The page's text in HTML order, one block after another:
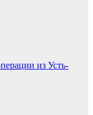
из Усть-